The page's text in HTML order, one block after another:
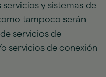
y sistemas de
tampoco serán
servicios de
servicios de conexión